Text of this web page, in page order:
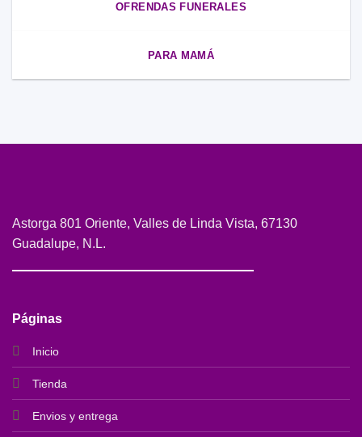
OFRENDAS FUNERALES
PARA MAMÁ
Astorga 801 Oriente, Valles de Linda Vista, 67130
Guadalupe, N.L.
Páginas
Inicio
Tienda
Envios y entrega